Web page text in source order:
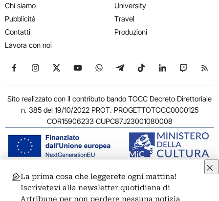
Chi siamo
Pubblicità
Contatti
Lavora con noi
University
Travel
Produzioni
Seguici su Facebook
Seguici su Instagram
Seguici su X
Seguici su YouTube
Seguici su WhatsApp
Seguici su Telegram
Seguici su TikTok
Seguici su
Seguici
Sito realizzato con il contributo bando TOCC Decreto Direttoriale
n. 385 del 19/10/2022 PROT. PROGETTOTOCC0000125
COR15906233 CUPC87J23001080008
© 2011-2026 ARTRIBUNE srl – Corso Vittorio Emanuele II, 287 –
00186 Roma - P.I. 11381581005
La prima cosa che leggerete ogni mattina!
Iscrivetevi alla newsletter quotidiana di
Artribune per non perdere nessuna notizia